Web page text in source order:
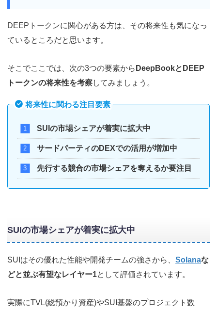
DEEPトークンに関心がある方は、その将来性も気になっ
ているところだと思います。
そこでここでは、次の3つの要素から DeepBookとDEEP
トークンの将来性を考察してみましょう。
将来性に関わる注目要素
SUIの市場シェアが着実に拡大中
サードパーティのDEXでの活用が増加中
先行する競合の市場シェアを奪えるか要注目
SUIの市場シェアが着実に拡大中
SUIはその優れた性能や開発チームの強さから、 Solanaな
どと並ぶ有望なレイヤー1として評価されています。
実際にTVL(総預かり資産)やSUI基盤のプロジェクト数